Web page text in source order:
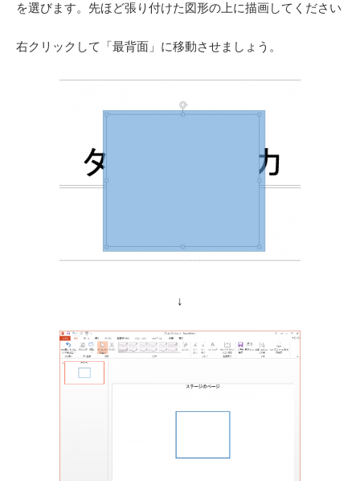
を選びます。先ほど張り付けた図形の上に描画してください
右クリックして「最背面」に移動させましょう。
↓